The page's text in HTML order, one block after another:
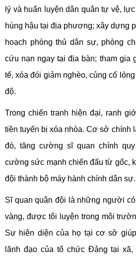
lý và huấn luyện dân quân tự vệ,
hùng hậu tại địa phương; xây dựng
hoạch phòng thủ dân sự, phòng
cứu nạn ngay tại địa bàn; tham gia
tế, xóa đói giảm nghèo, củng cố
độ.
Trong chiến tranh hiện đại, ranh
tiền tuyến bị xóa nhòa. Cơ sở chính
đó, tăng cường sĩ quan chính
cường sức mạnh chiến đấu từ gốc,
đội thành bộ máy hành chính dân sự.
Sĩ quan quân đội là những người
vàng, được tôi luyện trong môi
Sự hiện diện của họ tại cơ sở
lãnh đạo của tổ chức Đảng tại